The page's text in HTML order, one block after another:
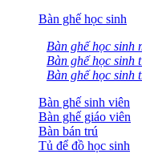
Bàn ghế học sinh
Bàn ghế học sinh
Bàn ghế học sinh
Bàn ghế học sinh
Bàn ghế sinh viên
Bàn ghế giáo viên
Bàn bán trú
Tủ để đồ học sinh